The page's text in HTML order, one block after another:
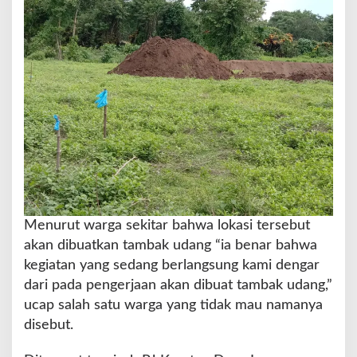
i
d
u
g
a
T
a
b
r
a
k
A
t
u
r
a
Menurut warga sekitar bahwa lokasi tersebut
akan dibuatkan tambak udang “ia benar bahwa
kegiatan yang sedang berlangsung kami dengar
dari pada pengerjaan akan dibuat tambak udang,”
ucap salah satu warga yang tidak mau namanya
disebut.